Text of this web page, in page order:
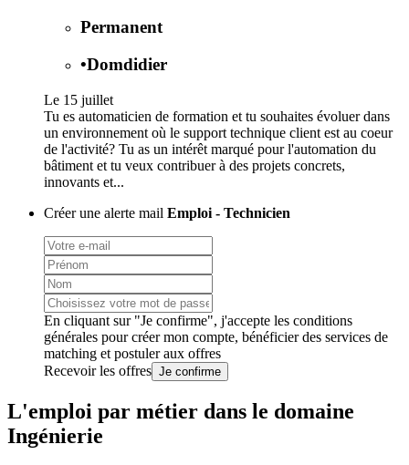
Permanent
•Domdidier
Le 15 juillet
Tu es automaticien de formation et tu souhaites évoluer dans
un environnement où le support technique client est au coeur
de l'activité? Tu as un intérêt marqué pour l'automation du
bâtiment et tu veux contribuer à des projets concrets,
innovants et...
Créer une alerte mail Emploi - Technicien
En cliquant sur "Je confirme", j'accepte les conditions
générales pour créer mon compte, bénéficier des services de
matching et postuler aux offres
Recevoir les offres Je confirme
L'emploi par métier dans le domaine
Ingénierie